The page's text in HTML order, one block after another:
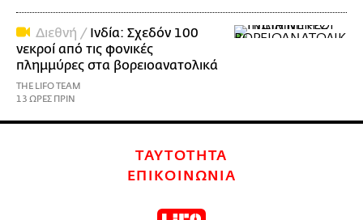
Διεθνή / Ινδία: Σχεδόν 100
νεκροί από τις φονικές
πλημμύρες στα βορειοανατολικά
THE LIFO TEAM
13 ΩΡΕΣ ΠΡΙΝ
ΤΑΥΤΟΤΗΤΑ
ΕΠΙΚΟΙΝΩΝΙΑ